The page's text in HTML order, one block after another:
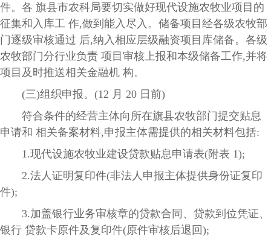
件。各 旗县市农科局要切实做好现代设施农牧业项目的
征集和入库工 作,做到能入尽入。储备项目经各级农牧部
门逐级审核通过 后,纳入相应层级融资项目库储备。各级
农牧部门分行业负责 项目审核上报和本级储备工作,并将
项目及时推送相关金融机 构。
(三)组织申报。(12 月 20 日前)
符合条件的经营主体向所在旗县农牧部门提交贴息
申请和 相关备案材料,申报主体需提供的相关材料包括:
1.现代设施农牧业建设贷款贴息申请表(附表 1);
2.法人证明复印件(非法人申报主体提供身份证复印
件);
3.加盖银行业务审核章的贷款合同、贷款到位凭证、
银行 贷款卡原件及复印件(原件审核后退回);